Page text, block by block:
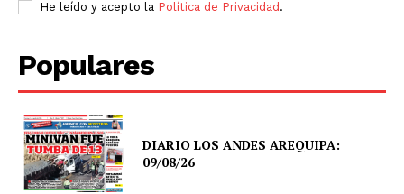
He leído y acepto la Política de Privacidad.
Populares
DIARIO LOS ANDES AREQUIPA:
09/08/26